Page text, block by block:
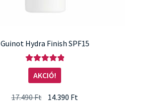
Guinot Hydra Finish SPF15
Értékelés:
5.00/ 5
AKCIÓ!
17.490Ft Original
14.390 Ft